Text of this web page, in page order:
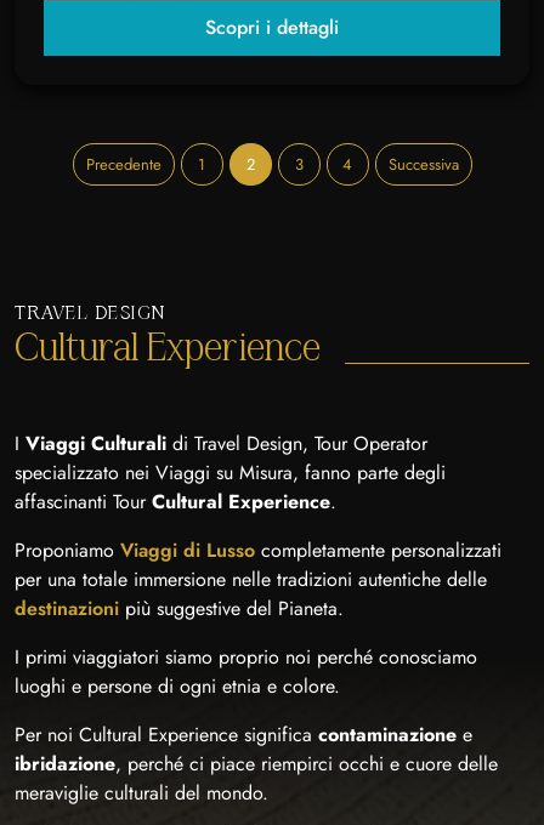
Scopri i dettagli
Precedente 1 2 3 4 Successiva
TRAVEL DESIGN
Cultural Experience
I Viaggi Culturali di Travel Design, Tour Operator
specializzato nei Viaggi su Misura, fanno parte degli
affascinanti TourCultural Experience.
Proponiamo Viaggi di Lusso completamente personalizzati
per una totale immersione nelle tradizioni autentiche delle
destinazioni più suggestive del Pianeta.
I primi viaggiatori siamo proprio noi perché conosciamo
luoghi e persone di ogni etnia e colore.
Per noi Cultural Experience significa contaminazione e
ibridazione, perché ci piace riempirci occhi e cuore delle
meraviglie culturali del mondo.